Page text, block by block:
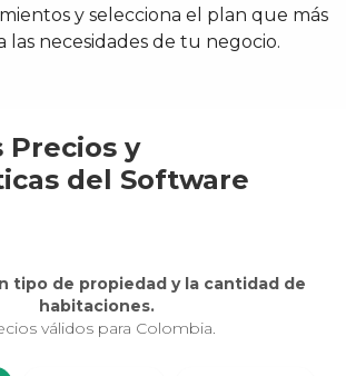
y selecciona el plan que más
las necesidades de tu negocio.
Precios y
del Software
tipo de propiedad y la cantidad de
habitaciones.
válidos para Colombia.